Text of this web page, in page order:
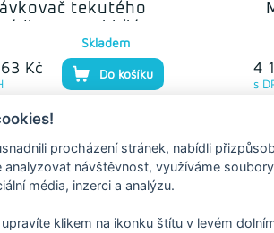
tekutého
Kč
Skladem
Do košíku 4
s
procházení stránek, nabídli
analyzovat návštěvnost, využíváme
média, inzerci a analýzu.
klikem na ikonku štítu v levém